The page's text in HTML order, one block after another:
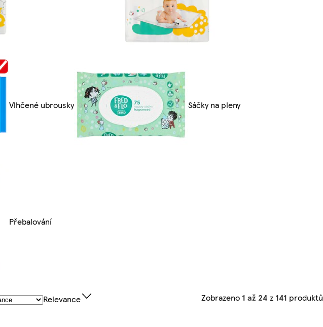
Vlhčené ubrousky Sáčky na pleny
Přebalování
Relevance Zobrazeno 1 až 24 z 141 produktů